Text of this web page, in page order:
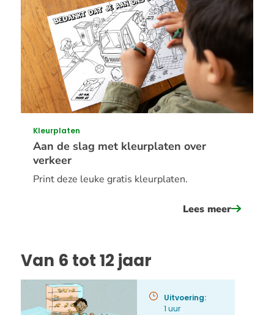
vvn
Aan de slag met kleurplaten over
verkeer
Kleurplaten
Print deze leuke gratis kleurplaten.
Lees meerover
met
Van 6 tot 12 jaar
Uitvoering:
1 uur